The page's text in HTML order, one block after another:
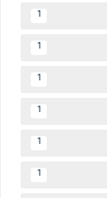
1
1
1
1
1
1